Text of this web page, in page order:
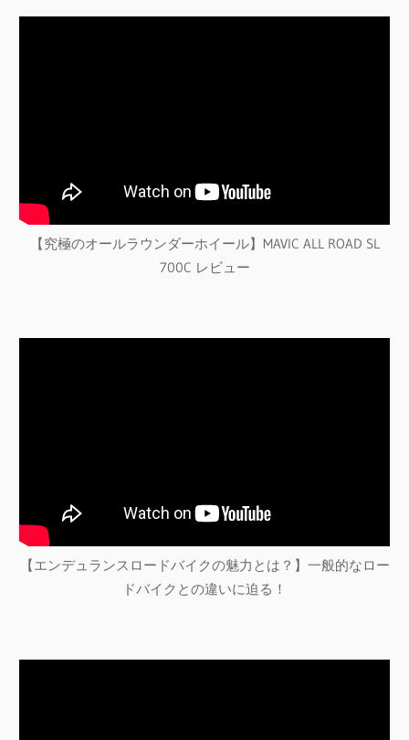
【究極のオールラウンダーホイール】MAVIC ALL ROAD SL
700C レビュー
【エンデュランスロードバイクの魅力とは？】一般的なロー
ドバイクとの違いに迫る！